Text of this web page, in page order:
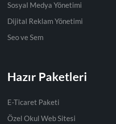
Sosyal Medya Yönetimi
Dijital Reklam Yönetimi
Seo ve Sem
Hazır Paketleri
E-Ticaret Paketi
Özel Okul Web Sitesi